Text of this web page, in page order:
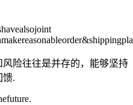
险往往是并存的，能够坚持
馈.